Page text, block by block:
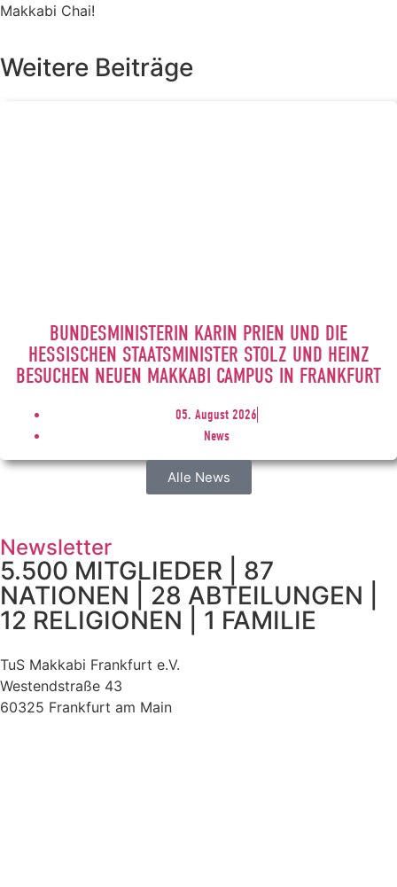
Makkabi Chai!
Weitere Beiträge
BUNDESMINISTERIN KARIN PRIEN UND DIE
HESSISCHEN STAATSMINISTER STOLZ UND HEINZ
BESUCHEN NEUEN MAKKABI CAMPUS IN FRANKFURT
05. August 2026
News
Alle News
Newsletter
5.500 MITGLIEDER | 87
NATIONEN | 28 ABTEILUNGEN |
12 RELIGIONEN | 1 FAMILIE
TuS Makkabi Frankfurt e.V.
Westendstraße 43
60325 Frankfurt am Main